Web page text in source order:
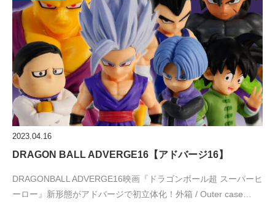
2023.04.16
DRAGON BALL ADVERGE16【アドバージ16】
DRAGONBALL ADVERGE16映画『ドラゴンボール超 スーパーヒ
ーロー』新形態がアドバージで初立体化！外箱 / Outer case…